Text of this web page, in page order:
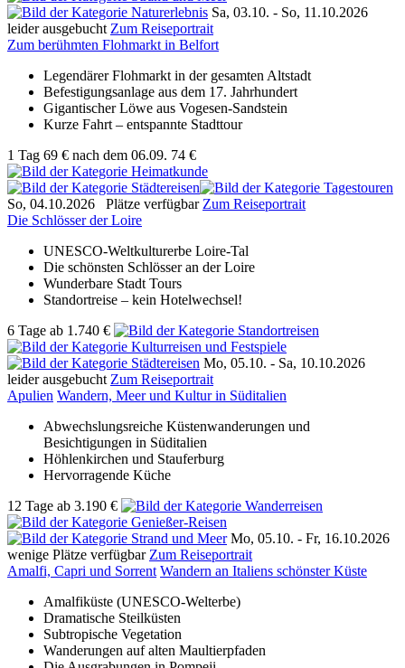
Sa, 03.10. - So, 11.10.2026
leider ausgebucht Zum Reiseportrait
Zum berühmten Flohmarkt in Belfort
Legendärer Flohmarkt in der gesamten Altstadt
Befestigungsanlage aus dem 17. Jahrhundert
Gigantischer Löwe aus Vogesen-Sandstein
Kurze Fahrt – entspannte Stadttour
1 Tag 69 € nach dem 06.09. 74 €
So, 04.10.2026 Plätze verfügbar Zum Reiseportrait
Die Schlösser der Loire
UNESCO-Weltkulturerbe Loire-Tal
Die schönsten Schlösser an der Loire
Wunderbare Stadt Tours
Standortreise – kein Hotelwechsel!
6 Tage ab 1.740 €
Mo, 05.10. - Sa, 10.10.2026
leider ausgebucht Zum Reiseportrait
Apulien Wandern, Meer und Kultur in Süditalien
Abwechslungsreiche Küstenwanderungen und
Besichtigungen in Süditalien
Höhlenkirchen und Stauferburg
Hervorragende Küche
12 Tage ab 3.190 €
Mo, 05.10. - Fr, 16.10.2026
wenige Plätze verfügbar Zum Reiseportrait
Amalfi, Capri und Sorrent Wandern an Italiens schönster Küste
Amalfiküste (UNESCO-Welterbe)
Dramatische Steilküsten
Subtropische Vegetation
Wanderungen auf alten Maultierpfaden